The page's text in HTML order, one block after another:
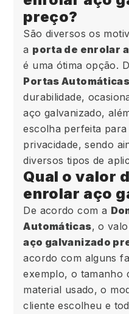
preço?
São diversos os
a porta de enrolar
é uma ótima opção.
Portas Automáticas
durabilidade,
aço galvanizado,
escolha perfeita para
privacidade, sendo
diversos tipos de
Qual o valor
enrolar aço
De acordo com a
Automáticas, o
aço galvanizado
acordo com alguns
exemplo, o tamanho
material usado, o
cliente escolheu e